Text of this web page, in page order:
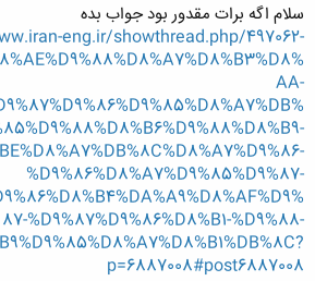
سلام اگه برات مقدور بود جواب بده
eng.ir/showthread.php/497062-
AA-
%D9%86%D8%A7%D9%85%D9%87-
87-%D9%87%D9%86%D8%B1-%D9%88-
p=6887008#post6887008